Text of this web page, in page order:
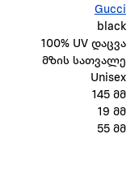
Gucci
black
100% UV დაცვა
მზის სათვალე
Unisex
145 მმ
19 მმ
55 მმ